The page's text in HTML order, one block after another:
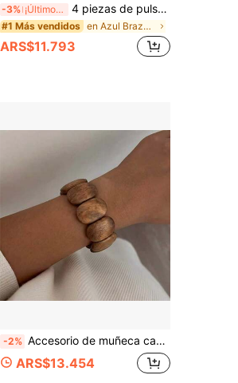
-3% ¡Últimos 2 días 4 piezas de pulseras elegantes y vintage, diseño minimalista de moda, adecuadas para uso casual, acrílico, perfectas para uso diario y fiestas, regalo para mujeres
#1 Más vendidos en Azul Brazaletes de mujer
ARS$11.793
-2% Accesorio de muñeca casual de estilo bohemio para mujer, pulsera elástica extensible, elaborada con cuentas de madera ovaladas planas asimétricas pulidas, pulsera de cuentas gruesas de tono neutro terroso vintage, adecuada para vacaciones de verano, uso diario en la calle, atuendo de estilo tropical, regalo ideal de vacaciones para mujeres
ARS$13.454